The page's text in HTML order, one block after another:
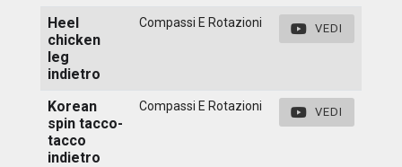
Heel
chicken
leg
indietro
Compassi E Rotazioni VEDI
Korean
spin tacco-
tacco
indietro
Compassi E Rotazioni VEDI